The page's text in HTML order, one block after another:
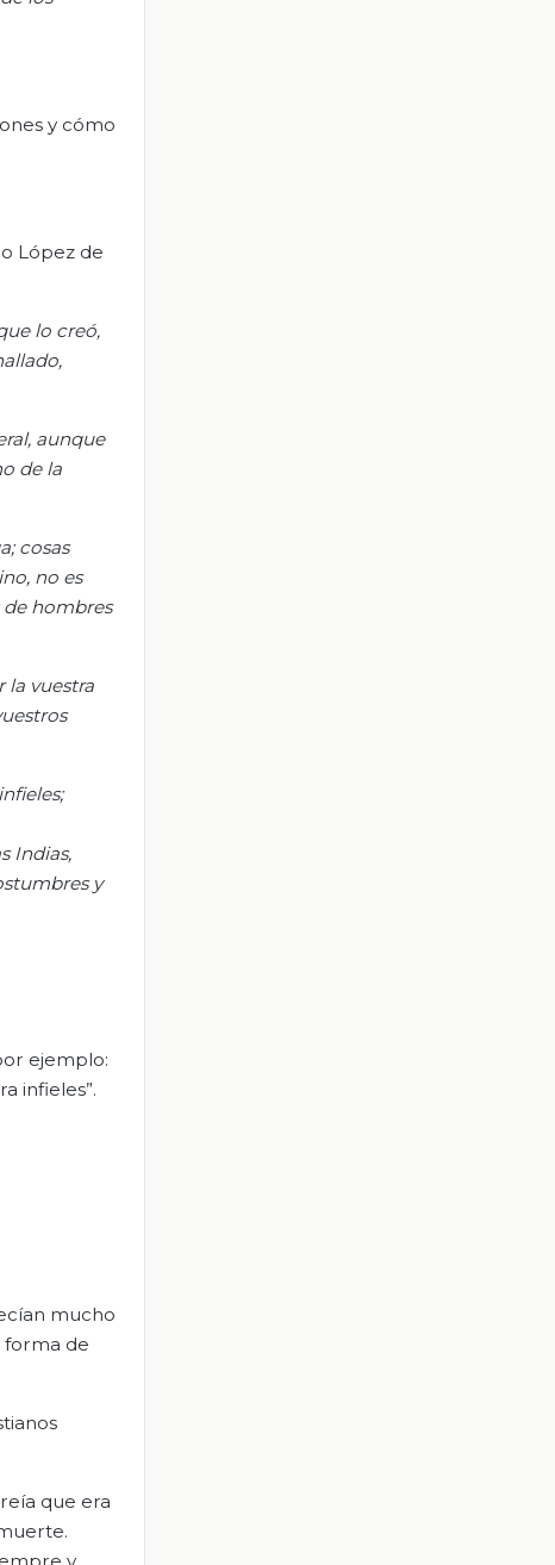
y cómo
López de
lo creó,
aunque
de la
cosas
no es
de hombres
la vuestra
Indias,
y
ejemplo:
infieles”.
mucho
forma de
que era